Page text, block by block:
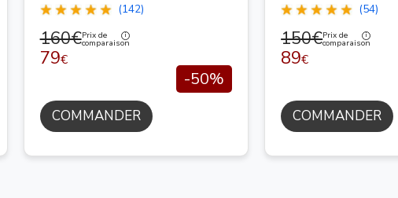
(142)
160€Prix de
comparaison
79€
-50%
COMMANDER
(54)
150€Prix de
comparaison
89€
COMMANDER